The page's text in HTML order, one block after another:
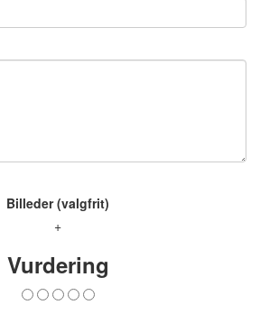
Billeder (valgfrit)
+
Vurdering